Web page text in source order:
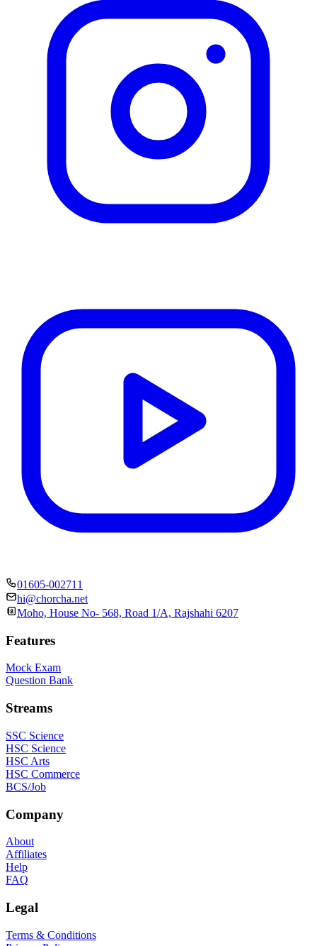
01605-002711
hi@chorcha.net
Moho, House No- 568, Road 1/A, Rajshahi 6207
Features
Mock Exam
Question Bank
Streams
SSC Science
HSC Science
HSC Arts
HSC Commerce
BCS/Job
Company
About
Affiliates
Help
FAQ
Legal
Terms & Conditions